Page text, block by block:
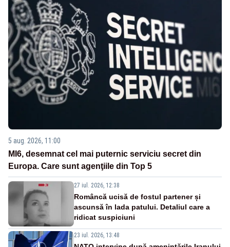
5 aug. 2026, 11:00
MI6, desemnat cel mai puternic serviciu secret din
Europa. Care sunt agenţiile din Top 5
27 iul. 2026, 12:38
Româncă ucisă de fostul partener și
ascunsă în lada patului. Detaliul care a
ridicat suspiciuni
23 iul. 2026, 13:48